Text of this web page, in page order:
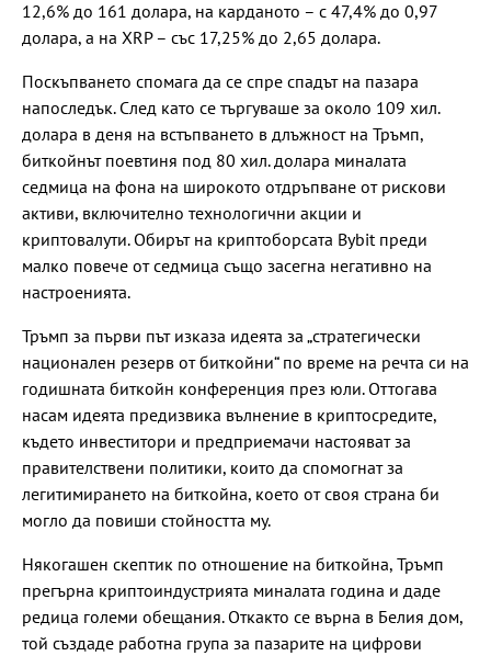
12,6% до 161 долара, на карданото – с 47,4% до 0,97
долара, а на XRP – със 17,25% до 2,65 долара.
Поскъпването спомага да се спре спадът на пазара
напоследък. След като се търгуваше за около 109 хил.
долара в деня на встъпването в длъжност на Тръмп,
биткойнът поевтиня под 80 хил. долара миналата
седмица на фона на широкото отдръпване от рискови
активи, включително технологични акции и
криптовалути. Обирът на криптоборсата Bybit преди
малко повече от седмица също засегна негативно на
настроенията.
Тръмп за първи път изказа идеята за „стратегически
национален резерв от биткойни“ по време на речта си на
годишната биткойн конференция през юли. Оттогава
насам идеята предизвика вълнение в криптосредите,
където инвеститори и предприемачи настояват за
правителствени политики, които да спомогнат за
легитимирането на биткойна, което от своя страна би
могло да повиши стойността му.
Някогашен скептик по отношение на биткойна, Тръмп
прегърна криптоиндустрията миналата година и даде
редица големи обещания. Откакто се върна в Белия дом,
той създаде работна група за пазарите на цифрови